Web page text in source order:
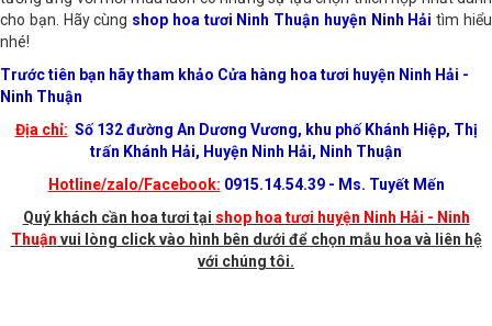
tương ứng với mỗi mùa luôn có những sự lựa chọn thích hợp nhất dành
cho bạn. Hãy cùng
shop hoa tươi Ninh Thuận huyện Ninh Hải
Trước tiên bạn hãy tham khảo Cửa hàng hoa tươi huyện Ninh Hải -
Ninh Thuận
Địa chỉ:Số 132 đường An Dương Vương, khu phố Khánh Hiệp, Thị
trấn Khánh Hải, Huyện Ninh Hải, Ninh Thuận
Hotline/zalo/Facebook:0915.14.54.39 - Ms. Tuyết Mến
Quý khách cần hoa tươi tạishop hoa tươi huyện Ninh Hải - Ninh
Thuậnvui lòng click vào hình bên dưới để chọn mẫu hoa và liên hệ
với chúng tôi.